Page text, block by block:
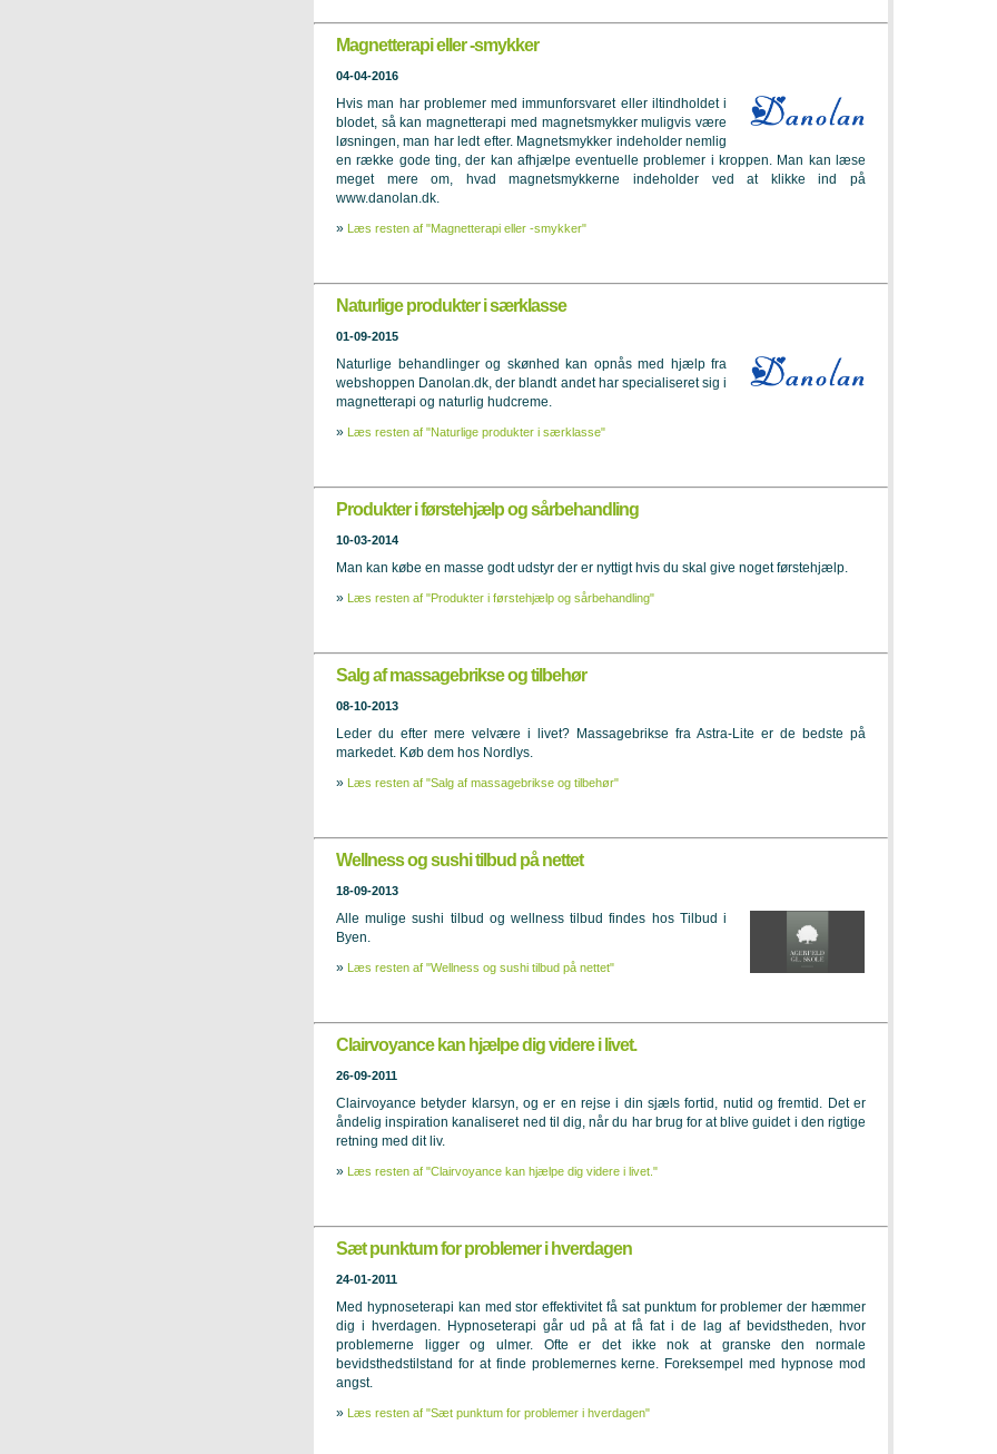
Magnetterapi eller -smykker
04-04-2016
Hvis man har problemer med immunforsvaret eller iltindholdet i
blodet, så kan magnetterapi med magnetsmykker muligvis være
løsningen, man har ledt efter. Magnetsmykker indeholder nemlig
en række gode ting, der kan afhjælpe eventuelle problemer i kroppen. Man kan læse
meget mere om, hvad magnetsmykkerne indeholder ved at klikke ind på
www.danolan.dk.
» Læs resten af "Magnetterapi eller -smykker"
Naturlige produkter i særklasse
01-09-2015
Naturlige behandlinger og skønhed kan opnås med hjælp fra
webshoppen Danolan.dk, der blandt andet har specialiseret sig i
magnetterapi og naturlig hudcreme.
» Læs resten af "Naturlige produkter i særklasse"
Produkter i førstehjælp og sårbehandling
10-03-2014
Man kan købe en masse godt udstyr der er nyttigt hvis du skal give noget førstehjælp.
» Læs resten af "Produkter i førstehjælp og sårbehandling"
Salg af massagebrikse og tilbehør
08-10-2013
Leder du efter mere velvære i livet? Massagebrikse fra Astra-Lite er de bedste på
markedet. Køb dem hos Nordlys.
» Læs resten af "Salg af massagebrikse og tilbehør"
Wellness og sushi tilbud på nettet
18-09-2013
Alle mulige sushi tilbud og wellness tilbud findes hos Tilbud i
Byen.
» Læs resten af "Wellness og sushi tilbud på nettet"
Clairvoyance kan hjælpe dig videre i livet.
26-09-2011
Clairvoyance betyder klarsyn, og er en rejse i din sjæls fortid, nutid og fremtid. Det er
åndelig inspiration kanaliseret ned til dig, når du har brug for at blive guidet i den rigtige
retning med dit liv.
» Læs resten af "Clairvoyance kan hjælpe dig videre i livet."
Sæt punktum for problemer i hverdagen
24-01-2011
Med hypnoseterapi kan med stor effektivitet få sat punktum for problemer der hæmmer
dig i hverdagen. Hypnoseterapi går ud på at få fat i de lag af bevidstheden, hvor
problemerne ligger og ulmer. Ofte er det ikke nok at granske den normale
bevidsthedstilstand for at finde problemernes kerne. Foreksempel med hypnose mod
angst.
» Læs resten af "Sæt punktum for problemer i hverdagen"